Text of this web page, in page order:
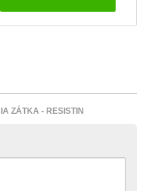
ZÁTKA - RESISTIN